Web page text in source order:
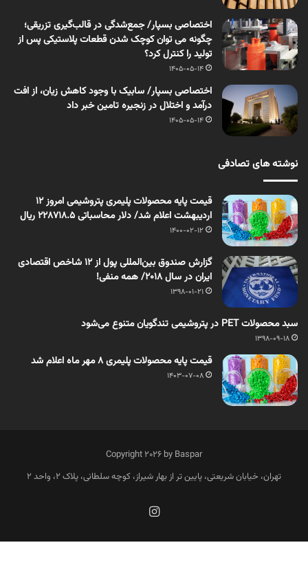
اختصاصی بسپار/ جمع‌شدگی در قالب‌گیری تزریقی؛
چگونه می توان کوچک شدن قطعات پلاستیکی پس از
تولید را کنترل کرد؟
1405-05-14
اختصاصی بسپار/ سابیک با وجود کاهش زیان، از افت
درآمد و اختلال در زنجیره تامین خبر داد
1405-05-14
نوشته های تصادفی
قیمت پایه محصولات پلیمری پتروشیمی امروز ١٢
اردیبهشت اعلام شد/ دلار محاسباتی ٢٢٨٧١٨.۵ ریال
1400-02-12
گزارش صندوق بین‌المللی پول از 12 شاخص‌ اقتصادی
ایران در سال 2018/ همه منفی!
1398-01-21
سبد محصولات PET در پتروشیمی تندگویان متنوع می‌شود
1398-09-18
قیمت پایه محصولات پلیمری 8 مهر ماه اعلام شد
1403-07-08
Copyright 2026 by Baspar
تهران، خیابان شریعتی، پایین تر از بهار شیراز، کوچه سلطانی، پلاک 2، واحد 2